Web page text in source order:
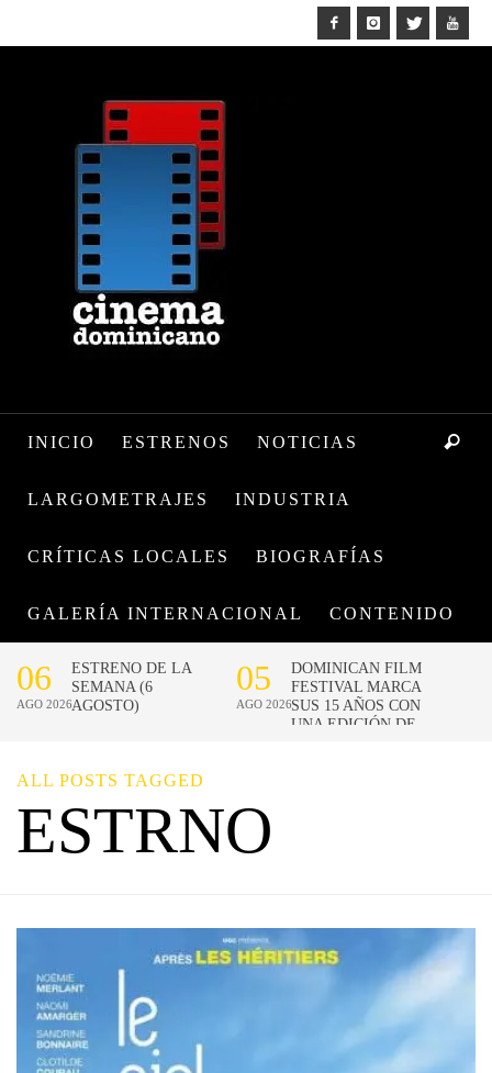
INICIO ESTRENOS NOTICIAS
LARGOMETRAJES INDUSTRIA
CRÍTICAS LOCALES BIOGRAFÍAS
GALERÍA INTERNACIONAL CONTENIDO
ALL POSTS TAGGED
ESTRNO